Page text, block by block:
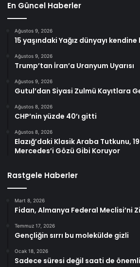
En Güncel Haberler
Ağustos 9, 2026
15 yaşındaki Yağız dünyayı
Ağustos 9, 2026
Trump’tan İran’a Uranyum Uyarısı
Ağustos 9, 2026
Gutul’dan Siyasi Zulmü Kayıtlara
Ağustos 8, 2026
CHP’nin yüzde 40’ı gitti
Ağustos 8, 2026
Elazığ’daki Klasik Araba Tutkunu,
Mercedes’i Gözü Gibi Koruyor
Rastgele Haberler
Mart 8, 2026
Fidan, Almanya Federal Meclisi’ni
Temmuz 17, 2026
Gençliğin sırrı bu molekülde gizli
Ocak 18, 2026
Sadece süresi değil saati de